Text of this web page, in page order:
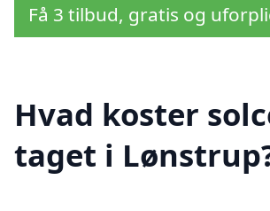
Få 3 tilbud, gratis og
Hvad koster
taget i